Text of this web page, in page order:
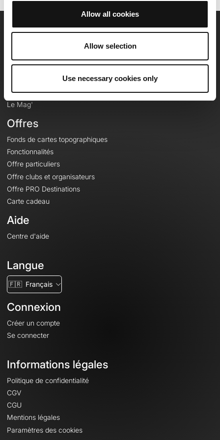
Allow all cookies
Allow selection
Use necessary cookies only
Carrières
Contact
Le Mag'
Offres
Fonds de cartes topographiques
Fonctionnalités
Offre particuliers
Offre clubs et organisateurs
Offre PRO Destinations
Carte cadeau
Aide
Centre d'aide
Langue
🇫🇷 Français
Connexion
Créer un compte
Se connecter
Informations légales
Politique de confidentialité
CGV
CGU
Mentions légales
Paramètres des cookies